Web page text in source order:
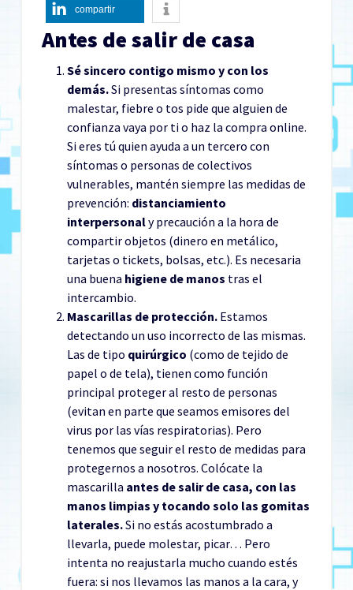
compartir
Antes de salir de casa
Sé sincero contigo mismo y con los
demás.Si presentas síntomas como
malestar, fiebre o tos pide que alguien de
confianza vaya por ti o haz la compra online.
Si eres tú quien ayuda a un tercero con
síntomas o personas de colectivos
vulnerables, mantén siempre las medidas de
prevención: distanciamiento
interpersonaly precaución a la hora de
compartir objetos (dinero en metálico,
tarjetas o tickets, bolsas, etc.). Es necesaria
una buena higiene de manos tras el
intercambio.
Mascarillas de protección. Estamos
detectando un uso incorrecto de las mismas.
Las de tipo quirúrgico (como de tejido de
papel o de tela), tienen como función
principal proteger al resto de personas
(evitan en parte que seamos emisores del
virus por las vías respiratorias). Pero
tenemos que seguir el resto de medidas para
protegernos a nosotros. Colócate la
mascarilla antes de salir de casa, con las
manos limpias y tocando solo las gomitas
laterales.Si no estás acostumbrado a
llevarla, puede molestar, picar… Pero
intenta no reajustarla mucho cuando estés
fuera: si nos llevamos las manos a la cara, y